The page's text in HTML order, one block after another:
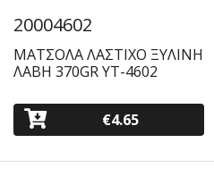
20004602
ΜΑΤΣΟΛΑ ΛΑΣΤΙΧΟ ΞΥΛΙΝΗ
ΛΑΒΗ 370GR ΥΤ-4602
€4.65